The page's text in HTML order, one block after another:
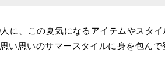
に、この夏気になるアイテムやスタイ
い思いのサマースタイルに身を包んで